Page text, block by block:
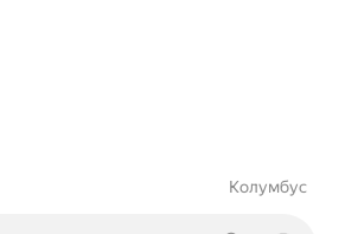
Колумбус